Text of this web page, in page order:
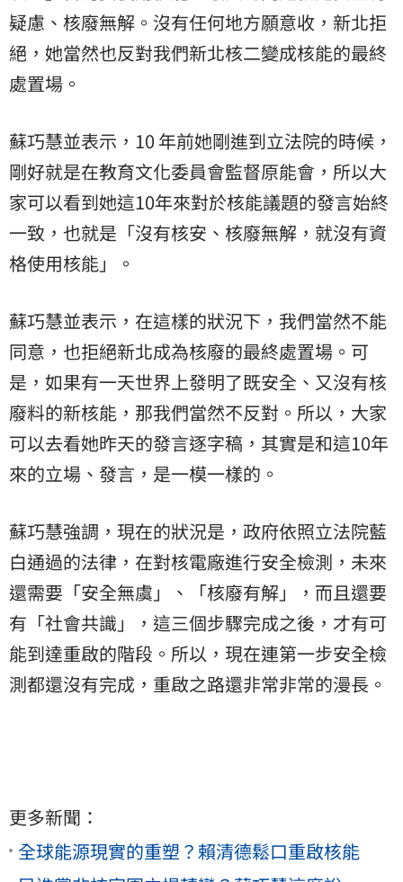
疑慮、核廢無解。沒有任何地方願意收，新北拒
絕，她當然也反對我們新北核二變成核能的最終
處置場。
蘇巧慧並表示，10 年前她剛進到立法院的時候，
剛好就是在教育文化委員會監督原能會，所以大
家可以看到她這10年來對於核能議題的發言始終
一致，也就是「沒有核安、核廢無解，就沒有資
格使用核能」。
蘇巧慧並表示，在這樣的狀況下，我們當然不能
同意，也拒絕新北成為核廢的最終處置場。可
是，如果有一天世界上發明了既安全、又沒有核
廢料的新核能，那我們當然不反對。所以，大家
可以去看她昨天的發言逐字稿，其實是和這10年
來的立場、發言，是一模一樣的。
蘇巧慧強調，現在的狀況是，政府依照立法院藍
白通過的法律，在對核電廠進行安全檢測，未來
還需要「安全無虞」、「核廢有解」，而且還要
有「社會共識」，這三個步驟完成之後，才有可
能到達重啟的階段。所以，現在連第一步安全檢
測都還沒有完成，重啟之路還非常非常的漫長。
更多新聞：
全球能源現實的重塑？賴清德鬆口重啟核能